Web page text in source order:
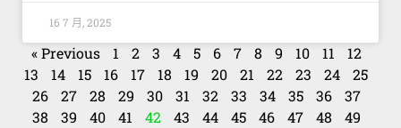
16 7 月, 2025
« Previous 1 2 3 4 5 6 7 8 9 10 11
12
13
14 15 16 17 18 19 20 21 22 23 24
25
26
27 28 29 30 31 32 33 34 35 36
37
38
39 40 41 42 43 44 45 46 47 48
49